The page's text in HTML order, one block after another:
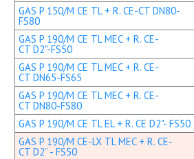
GAS P 150/M CE TL + R. CE-CT DN80-
FS80
GAS P 190/M CE TL MEC + R. CE-
CT D2"-FS50
GAS P 190/M CE TL MEC + R. CE-
CT DN65-FS65
GAS P 190/M CE TL MEC + R. CE-
CT DN80-FS80
GAS P 190/M CE TL EL + R. CE D2"- FS50
GAS P 190/M CE-LX TL MEC + R. CE-
CT D2” - FS50